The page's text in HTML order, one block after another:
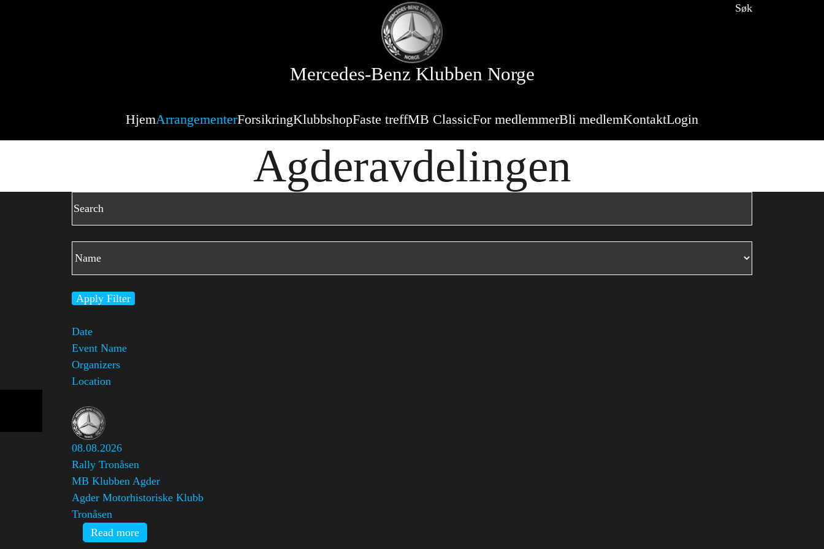
Søk
Mercedes-Benz Klubben Norge
HjemArrangementerForsikringKlubbshopFaste treffMB ClassicFor medlemmerBli medlemKontaktLogin
Agderavdelingen
Apply Filter
Date
Event Name
Organizers
Location
08.08.2026
Rally Tronåsen
MB Klubben Agder,
Agder Motorhistoriske Klubb
Tronåsen
Read more